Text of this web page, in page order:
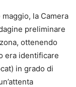
la Camera
preliminare
ottenendo
era identificare
in grado di